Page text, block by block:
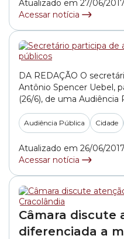
Atualizado em 27/06/
Acessar notícia
DA REDAÇÃO O
Antônio Spencer Uebel,
(26/6), de uma
objetivo obter respostas
sobre a atual política de
João Doria (PSDB). O
Antonio Donato (PT),
na Comissão... »
Audiência Pública Cidade
Atualizado em 26/06/
Acessar notícia
Câmara discute
diferenciada a